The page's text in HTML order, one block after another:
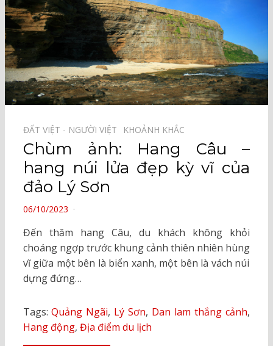
ĐẤT VIỆT - NGƯỜI VIỆT⠀ KHOẢNH KHẮC⠀
Chùm ảnh: Hang Câu –
hang núi lửa đẹp kỳ vĩ của
đảo Lý Sơn
POSTED
06/10/2023
Đến thăm hang Câu, du khách không khỏi
choáng ngợp trước khung cảnh thiên nhiên hùng
vĩ giữa một bên là biển xanh, một bên là vách núi
dựng đứng…
Tags:Quảng Ngãi, Lý Sơn, Dan lam thắng cảnh,
Hang động, Địa điểm du lịch